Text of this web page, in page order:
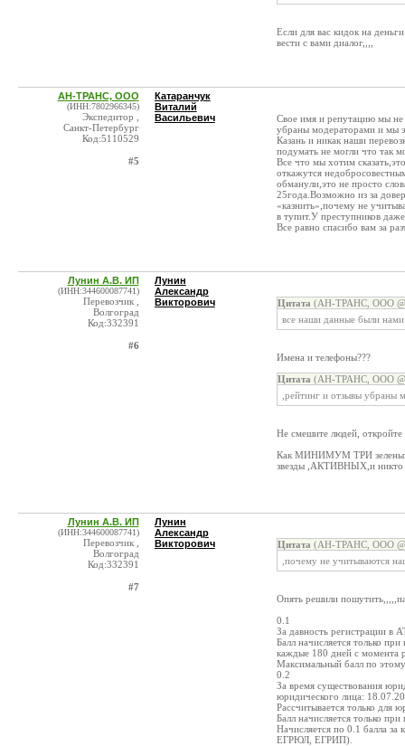
Если для вас кидок на
вести с вами диалог,,,,
АН-ТРАНС, ООО
(ИНН:7802966345)
Экспедитор ,
Санкт-Петербург
Код:5110529
#5
Катаранчук
Виталий
Васильевич
Свое имя и репутацию мы не
убраны модераторами и мы
Казань и никак наши
подумать не могли что так
Все что мы хотим
откажутся
обманули,это не просто
25года.Возможно из за
«казнить»,почему не
в тупит.У преступников
Все равно спасибо вам за
Лунин А.В. ИП
(ИНН:344600087741)
Перевозчик ,
Волгоград
Код:332391
#6
Лунин
Александр
Викторович
Цитата (АН-ТРАНС, ООО @
все наши данные были
Имена и телефоны???
Цитата (АН-ТРАНС, ООО @
,рейтинг и отзывы убраны
Не смешите людей, откройте
Как МИНИМУМ ТРИ зеленых
звезды ,АКТИВНЫХ,и никто
Лунин А.В. ИП
(ИНН:344600087741)
Перевозчик ,
Волгоград
Код:332391
#7
Лунин
Александр
Викторович
Цитата (АН-ТРАНС, ООО @
,почему не учитываются
Опять решили
0.1
За давность регистрации в
Балл начисляется только
каждые 180 дней с момента
Максимальный балл по
0.2
За время существования
юридического лица:
Рассчитывается только для
Балл начисляется только
Начисляется по 0.1 балла
ЕГРЮЛ, ЕГРИП).